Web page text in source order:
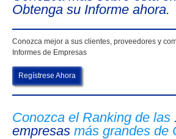
Obtenga su Informe ahora.
Conozca mejor a sus clientes, proveedores y
Informes de Empresas
Regístrese Ahora
Conozca el Ranking de las
empresas más grandes de